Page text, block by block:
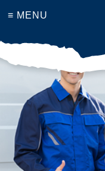
≡ MENU